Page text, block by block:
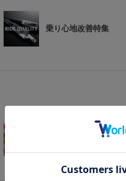
乗り心地改善特集
アクセサリパーツ